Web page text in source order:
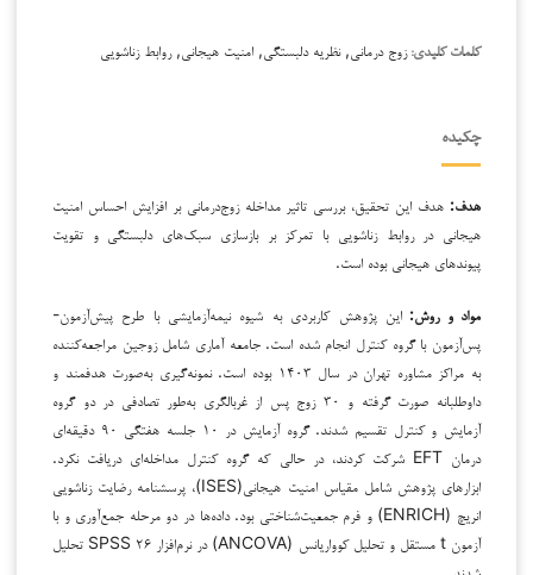
کلمات کلیدی:زوج درمانی, نظریه دلبستگی, امنیت هیجانی, روابط زناشویی
چکیده
هدف: هدف این تحقیق، بررسی تاثیر مداخله زوج‌درمانی بر افزایش احساس امنیت
هیجانی در روابط زناشویی با تمرکز بر بازسازی سبک‌های دلبستگی و تقویت
پیوندهای هیجانی بوده است.
مواد و روش:این پژوهش کاربردی به شیوه نیمه‌آزمایشی با طرح پیش‌آزمون-
پس‌آزمون با گروه کنترل انجام شده است. جامعه آماری شامل زوجین مراجعه‌کننده
به مراکز مشاوره تهران در سال ۱۴۰۳ بوده است. نمونه‌گیری به‌صورت هدفمند و
داوطلبانه صورت گرفته و ۳۰ زوج پس از غربالگری به‌طور تصادفی در دو گروه
آزمایش و کنترل تقسیم شدند. گروه آزمایش در ۱۰ جلسه هفتگی ۹۰ دقیقه‌ای
درمان EFT شرکت کردند، در حالی که گروه کنترل مداخله‌ای دریافت نکرد.
ابزارهای پژوهش شامل مقیاس امنیت هیجانی(ISES)، پرسشنامه رضایت زناشویی
انریچ (ENRICH) و فرم جمعیت‌شناختی بود. داده‌ها در دو مرحله جمع‌آوری و با
آزمون t مستقل و تحلیل کوواریانس (ANCOVA) در نرم‌افزار SPSS ۲۶ تحلیل
شدند.